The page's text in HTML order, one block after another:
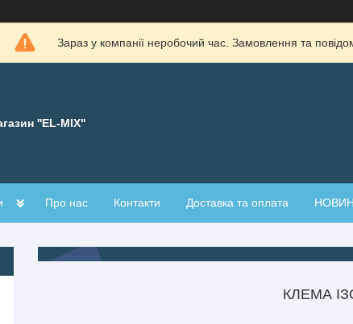
Зараз у компанії неробочий час. Замовлення та
''EL-MIX"
Про нас Контакти Доставка та оплата
КЛЕМА